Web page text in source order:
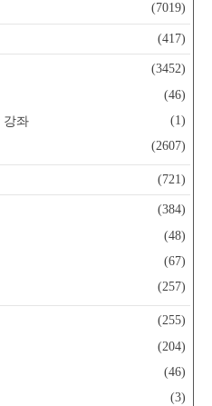
(7019)
(417)
(3452)
(46)
강좌
(1)
(2607)
(721)
(384)
(48)
(67)
(257)
(255)
(204)
(46)
(3)